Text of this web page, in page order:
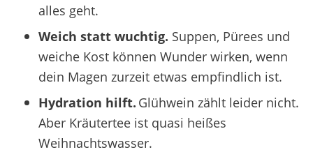
alles geht.
Weich statt wuchtig. Suppen, Pürees und
weiche Kost können Wunder wirken, wenn
dein Magen zurzeit etwas empfindlich ist.
Hydration hilft. Glühwein zählt leider nicht.
Aber Kräutertee ist quasi heißes
Weihnachtswasser.